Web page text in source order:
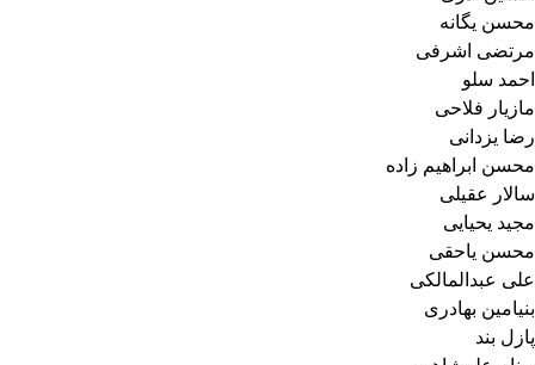
محسن یگانه
مرتضی اشرفی
احمد سلو
مازیار فلاحی
رضا یزدانی
محسن ابراهیم زاده
سالار عقیلی
مجید یحیایی
محسن یاحقی
علی عبدالمالکی
بنیامین بهادری
پازل بند